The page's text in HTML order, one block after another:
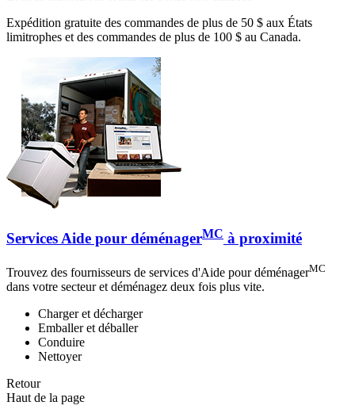
Expédition gratuite des commandes de plus de 50 $ aux États
limitrophes et des commandes de plus de 100 $ au Canada.
Services Aide pour déménagerMC à proximité
Trouvez des fournisseurs de services d'Aide pour déménagerMC
dans votre secteur et déménagez deux fois plus vite.
Charger et décharger
Emballer et déballer
Conduire
Nettoyer
Retour
Haut de la page